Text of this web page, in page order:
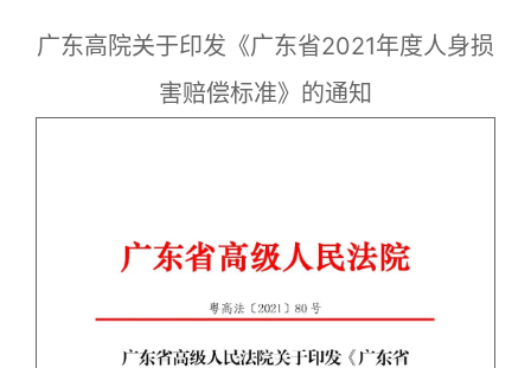
广东高院关于印发《广东省2021年度人身损
害赔偿标准》的通知